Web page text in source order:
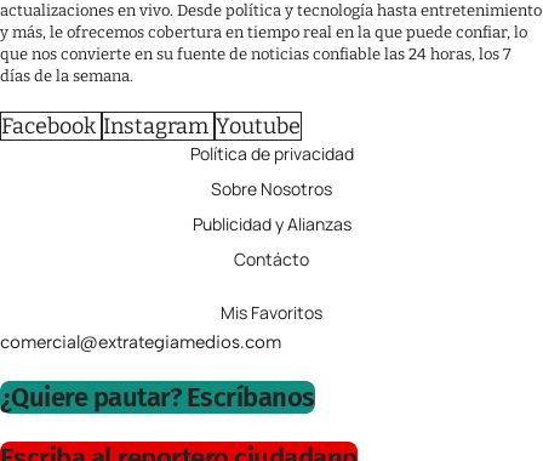
actualizaciones en vivo. Desde política y tecnología hasta entretenimiento
y más, le ofrecemos cobertura en tiempo real en la que puede confiar, lo
que nos convierte en su fuente de noticias confiable las 24 horas, los 7
días de la semana.
Facebook Instagram Youtube
Política de privacidad
Sobre Nosotros
Publicidad y Alianzas
Contácto
Mis Favoritos
comercial@extrategiamedios.com
¿Quiere pautar? Escríbanos